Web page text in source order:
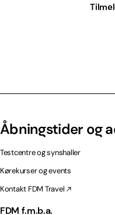
Åbningstider og
Testcentre og synshaller
Kørekurser og events
Kontakt FDM Travel
FDM f.m.b.a.